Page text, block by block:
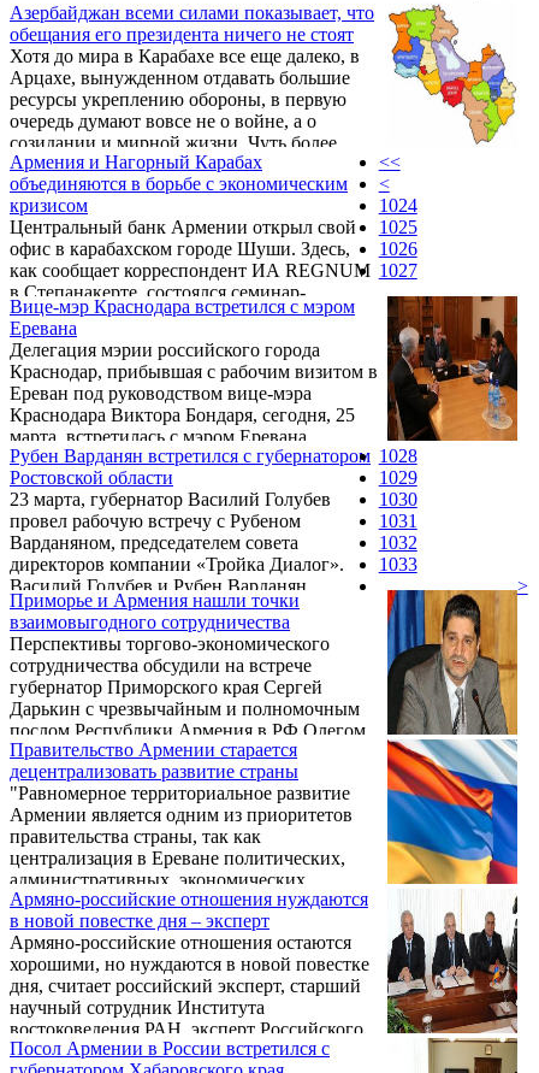
народ с праздником Новруза и высказал
добрые пожелания от себя лично и от
имени всего армянского народа.
Азербайджан всеми силами показывает, что
обещания его президента ничего не стоят
Хотя до мира в Карабахе все еще далеко, в
Арцахе, вынужденном отдавать большие
ресурсы укреплению обороны, в первую
очередь думают вовсе не о войне, а о
созидании и мирной жизни. Чуть более
месяца осталось до открытия нового
аэропорта в Степанакерте. В столице
республики идет строительство
современного гостиничного комплекса. И
это не единственные, но наиболее зримые
на сегодня приметы созидания.
Армения и Нагорный Карабах
объединяются в борьбе с экономическим
кризисом
Центральный банк Армении открыл свой
офис в карабахском городе Шуши. Здесь,
как сообщает корреспондент ИА REGNUM
в Степанакерте, состоялся семинар-
совещание, посвященный экономической
ситуации в Нагорном Карабахе и Армении
в контексте процессов на мировом рынке. В
обсуждениях приняли участие премьер-
министр НКР Ара Арутюнян, председатель
Центрального банка Армении Артур
Джавадян, члены правительства НКР и
совета ЦБ Армении, предприниматели.
Вице-мэр Краснодара встретился с мэром
Еревана
Делегация мэрии российского города
Краснодар, прибывшая с рабочим визитом в
Ереван под руководством вице-мэра
Краснодара Виктора Бондаря, сегодня, 25
марта, встретилась с мэром Еревана
Кареном Карапетяном и представила опыт
управления городской экономикой,
накопленный за последние годы.
Рубен Варданян встретился с губернатором
Ростовской области
23 марта, губернатор Василий Голубев
провел рабочую встречу с Рубеном
Варданяном, председателем совета
директоров компании «Тройка Диалог».
Василий Голубев и Рубен Варданян
обсудили вопросы дальнейшего
сотрудничества Ростовской области с этой
крупнейшей консалтинговой компанией.
Приморье и Армения нашли точки
взаимовыгодного сотрудничества
Перспективы торгово-экономического
сотрудничества обсудили на встрече
губернатор Приморского края Сергей
Дарькин с чрезвычайным и полномочным
послом Республики Армения в РФ Олегом
Есаяном.
Правительство Армении старается
децентрализовать развитие страны
"Равномерное территориальное развитие
Армении является одним из приоритетов
правительства страны, так как
централизация в Ереване политических,
административных, экономических,
социальных и культурных богатств
препятствует развитию как самой столицы,
так и республики в целом", - заявил
премьер-министр Армении Тигран
Саркисян 23 марта на презентации проекта
концепции территориального развития
страны. Как сообщает пресс-служба
правительства Армении, в этой связи
Армяно-российские отношения нуждаются
в новой повестке дня – эксперт
Армяно-российские отношения остаются
хорошими, но нуждаются в новой повестке
дня, считает российский эксперт, старший
научный сотрудник Института
востоковедения РАН, эксперт Российского
института стратегических исследований
Посол Армении в России встретился с
<<
<
1024
1025
1026
1027
1028
1029
1030
1031
1032
1033
>